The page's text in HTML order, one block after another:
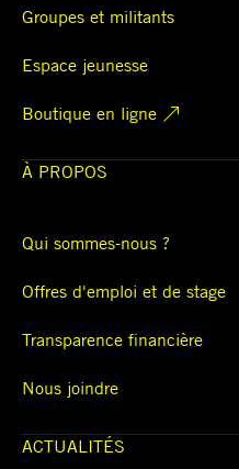
Groupes et militants
Espace jeunesse
Boutique en ligne
À PROPOS
Qui sommes-nous ?
Offres d'emploi et de stage
Transparence financière
Nous joindre
ACTUALITÉS